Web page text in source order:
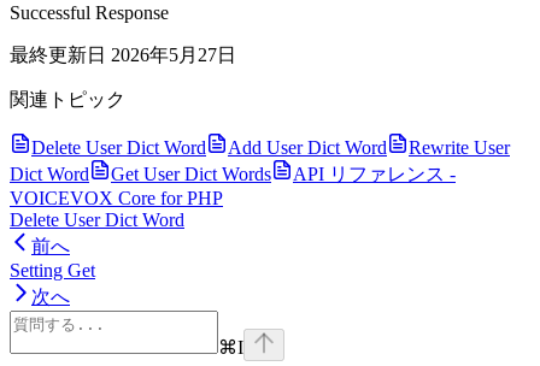
Successful Response
最終更新日 2026年5月27日
関連トピック
Delete User Dict Word Add User Dict Word
Rewrite User
Dict Word
Get User Dict Words
API リファレンス -
VOICEVOX Core for PHP
Delete User Dict Word
前へ
Setting Get
次へ
⌘I